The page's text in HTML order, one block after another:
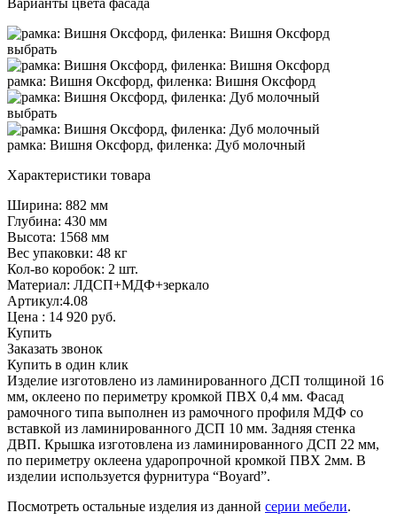
выбрать
рамка: Вишня Оксфорд, филенка: Вишня Оксфорд
выбрать
рамка: Вишня Оксфорд, филенка: Дуб молочный
Характеристики товара
Ширина: 882 мм
Глубина: 430 мм
Высота: 1568 мм
Вес упаковки: 48 кг
Кол-во коробок: 2 шт.
Материал: ЛДСП+МДФ+зеркало
Артикул:4.08
Цена : 14 920 руб.
Купить
Заказать звонок
Купить в один клик
Изделие изготовлено из ламинированного ДСП толщиной 16
мм, оклеено по периметру кромкой ПВХ 0,4 мм. Фасад
рамочного типа выполнен из рамочного профиля МДФ со
вставкой из ламинированного ДСП 10 мм. Задняя стенка
ДВП. Крышка изготовлена из ламинированного ДСП 22 мм,
по периметру оклеена ударопрочной кромкой ПВХ 2мм. В
изделии используется фурнитура “Boyard”.
Посмотреть остальные изделия из данной серии мебели.